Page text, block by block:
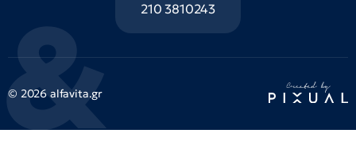
210 3810243
© 2026 alfavita.gr